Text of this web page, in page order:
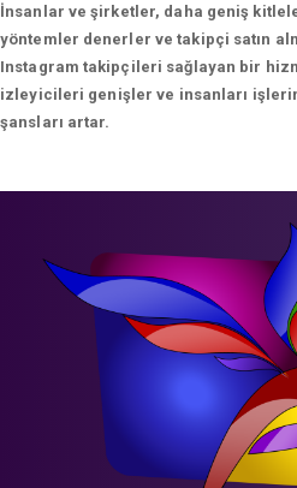
İnsanlar ve şirketler, daha geniş
yöntemler denerler ve takipçi satın
Instagram takipçileri sağlayan bir
izleyicileri genişler ve insanları
şansları artar.